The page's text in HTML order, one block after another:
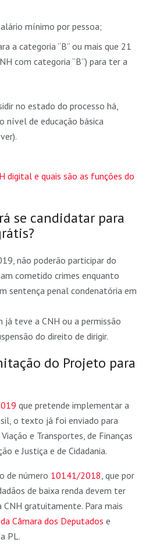
mínimo por pessoa;
a categoria “B” ou mais que 21
com categoria “B”) para ter a
no estado do processo há,
nível de educação básica
digital e quais são as funções do
se candidatar para
não poderão participar do
cometido crimes enquanto
sentença penal condenatória em
já teve a CNH ou a permissão
do direito de dirigir.
do Projeto para
que pretende implementar a
o texto já foi enviado para
e Transportes, de Finanças
e Justiça e de Cidadania.
de número 10141/2018 , que por
de baixa renda devem ter
gratuitamente. Para mais
Câmara dos Deputados e
PL.